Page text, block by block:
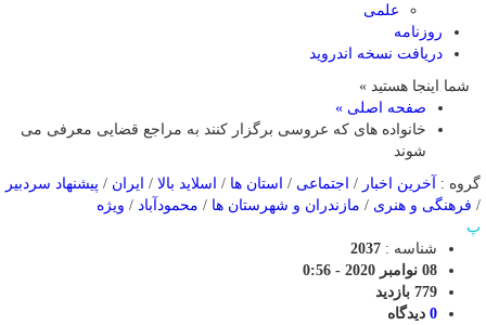
علمی
روزنامه
دریافت نسخه اندروید
شما اینجا هستید »
صفحه اصلی »
خانواده های که عروسی برگزار کنند به مراجع قضایی معرفی می
شوند
گروه :
آخرین اخبار / اجتماعی / استان ها / اسلاید بالا / ایران / پیشنهاد سردبیر
/ فرهنگی و هنری / مازندران و شهرستان ها / محمودآباد / ویژه
پ
شناسه : 2037
08 نوامبر 2020 - 0:56
779 بازدید
0 دیدگاه